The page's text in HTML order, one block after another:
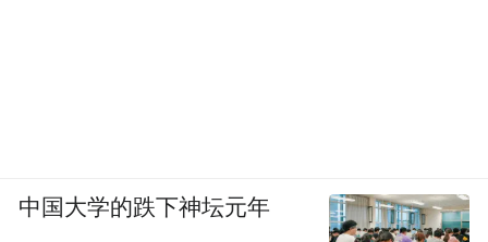
中国大学的跌下神坛元年